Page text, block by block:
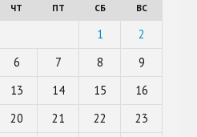
ЧТ ПТ СБ ВС
1
2
6 7 8
9
13 14 15
16
20 21 22
23